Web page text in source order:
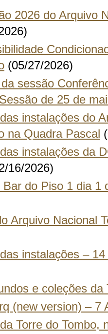
2026 do Arquivo
(05/27/2026)
sessão
de 25 de
instalações do
na Quadra Pascal
instalações da
16/2026)
do Piso 1 dia 1
Arquivo Nacional
instalações –
e coleções da
(new version) – 7
Torre do Tombo,